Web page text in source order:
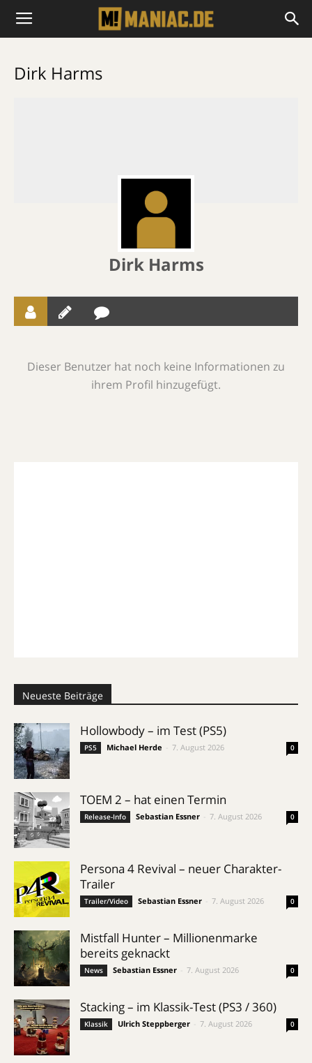
Dirk Harms
Dirk Harms
Dieser Benutzer hat noch keine Informationen zu
ihrem Profil hinzugefügt.
Neueste Beiträge
Hollowbody – im Test (PS5)
PS5 Michael Herde 7. August 2026 0
TOEM 2 – hat einen Termin
Release-Info Sebastian Essner 7. August 2026 0
Persona 4 Revival – neuer Charakter-
Trailer
Trailer/Video Sebastian Essner 7. August 2026 0
Mistfall Hunter – Millionenmarke
bereits geknackt
News Sebastian Essner 7. August 2026 0
Stacking – im Klassik-Test (PS3 / 360)
Klassik Ulrich Steppberger 7. August 2026 0